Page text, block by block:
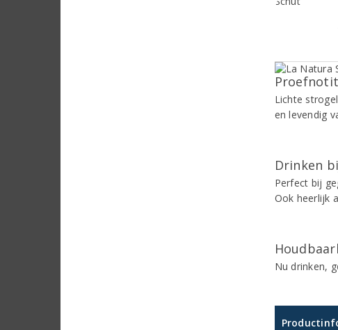
Lichte
en levendig
Drinken
Perfect bij
Ook heerlijk
Nu drinken,